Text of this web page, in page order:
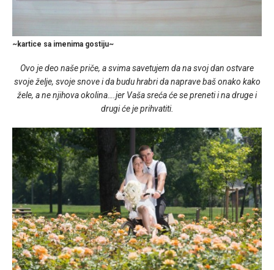
~kartice sa imenima gostiju~
Ovo je deo naše priče, a svima savetujem da na svoj dan ostvare
svoje želje, svoje snove i da budu hrabri da naprave baš onako kako
žele, a ne njihova okolina….jer Vaša sreća će se preneti i na druge i
drugi će je prihvatiti.